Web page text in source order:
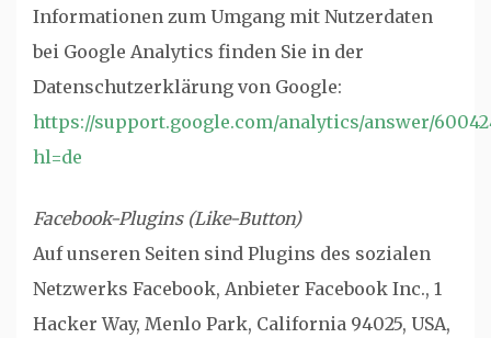
Informationen zum Umgang mit Nutzerdaten
bei Google Analytics finden Sie in der
Datenschutzerklärung von Google:
https://support.google.com/analytics/answer/
hl=de
Facebook-Plugins (Like-Button)
Auf unseren Seiten sind Plugins des sozialen
Netzwerks Facebook, Anbieter Facebook Inc., 1
Hacker Way, Menlo Park, California 94025, USA,